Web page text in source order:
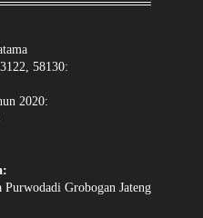
58130:
2020:
Grobogan Jateng